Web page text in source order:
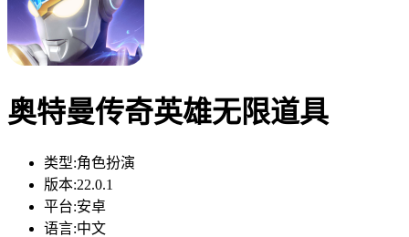
奥特曼传奇英雄无限道具
类型:角色扮演
版本:22.0.1
平台:安卓
语言:中文